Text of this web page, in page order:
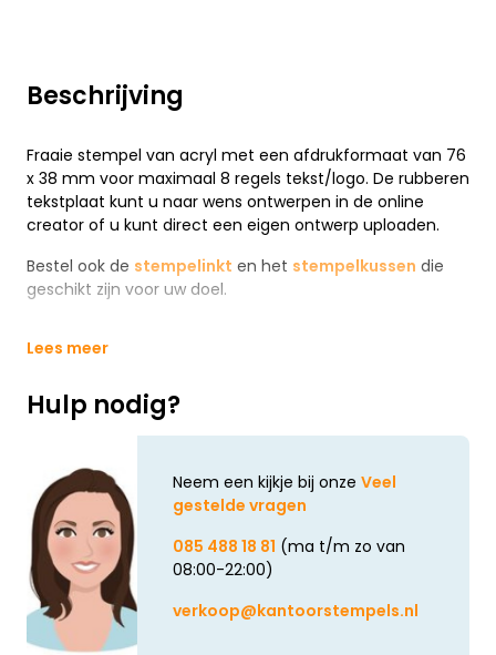
Beschrijving
Fraaie stempel van acryl met een afdrukformaat van 76
x 38 mm voor maximaal 8 regels tekst/logo. De rubberen
tekstplaat kunt u naar wens ontwerpen in de online
creator of u kunt direct een eigen ontwerp uploaden.
Bestel ook de stempelinkt en het stempelkussen die
geschikt zijn voor uw doel.
Lees meer
Hulp nodig?
Neem een kijkje bij onze Veel
gestelde vragen
085 488 18 81 (ma t/m zo van
08:00-22:00)
verkoop@kantoorstempels.nl